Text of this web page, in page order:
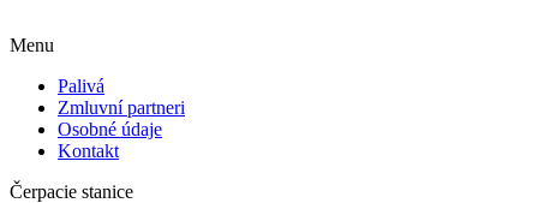
Menu
Palivá
Zmluvní partneri
Osobné údaje
Kontakt
Čerpacie stanice